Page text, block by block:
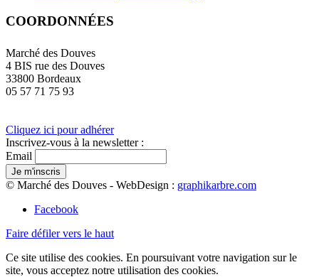
COORDONNÉES
Marché des Douves
4 BIS rue des Douves
33800 Bordeaux
05 57 71 75 93
Cliquez ici pour adhérer
Inscrivez-vous à la newsletter :
Email
© Marché des Douves - WebDesign : graphikarbre.com
Facebook
Faire défiler vers le haut
Ce site utilise des cookies. En poursuivant votre navigation sur le
site, vous acceptez notre utilisation des cookies.